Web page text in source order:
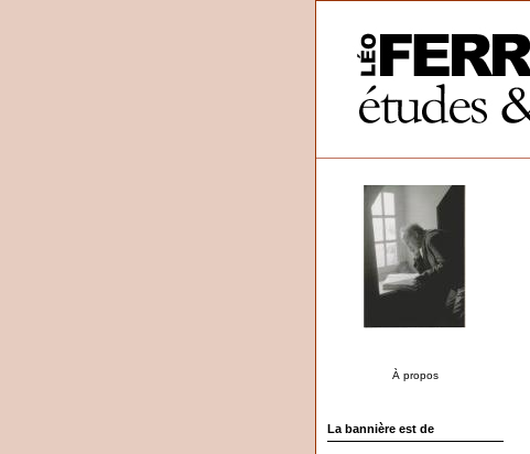
À propos
La bannière est de